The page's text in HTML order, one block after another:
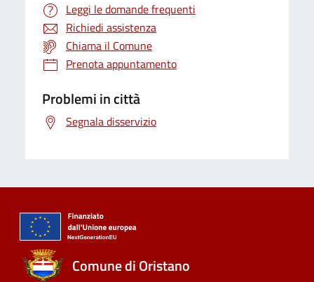
Leggi le domande frequenti
Richiedi assistenza
Chiama il Comune
Prenota appuntamento
Problemi in città
Segnala disservizio
Comune di Oristano